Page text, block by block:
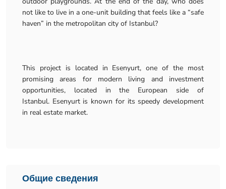
not like to live in a one-unit building that feels like a “safe
haven” in the metropolitan city of Istanbul?
This project is located in Esenyurt, one of the most
promising areas for modern living and investment
opportunities, located in the European side of
Istanbul. Esenyurt is known for its speedy development
in real estate market.
Общие сведения